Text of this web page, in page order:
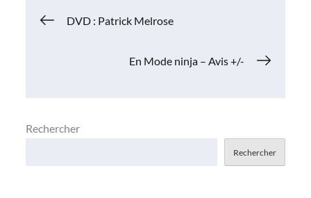
Navigation
DVD : Patrick Melrose
En Mode ninja – Avis +/-
Rechercher
Rechercher